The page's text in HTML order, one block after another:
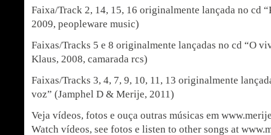
Faixa/Track 2, 14, 15, 16 originalmente lançada no cd
2009, peopleware music)
Faixas/Tracks 5 e 8 originalmente lançadas no cd “O
Klaus, 2008, camarada rcs)
Faixas/Tracks 3, 4, 7, 9, 10, 11, 13 originalmente
voz” (Jamphel D & Merije, 2011)
Veja vídeos, fotos e ouça outras músicas em
Watch vídeos, see fotos e listen to other songs at